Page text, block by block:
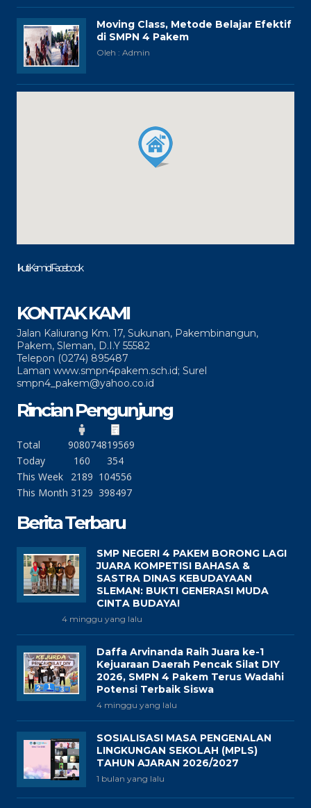
Moving Class, Metode Belajar Efektif
di SMPN 4 Pakem
Oleh : Admin
Ikuti Kami di Facebook
KONTAK KAMI
Jalan Kaliurang Km. 17, Sukunan, Pakembinangun,
Pakem, Sleman, D.I.Y 55582
Telepon (0274) 895487
Laman www.smpn4pakem.sch.id; Surel
smpn4_pakem@yahoo.co.id
Rincian Pengunjung
Total 908074819569
Today
160
354
This Week
2189 104556
This Month 3129 398497
Berita Terbaru
SMP NEGERI 4 PAKEM BORONG LAGI
JUARA KOMPETISI BAHASA &
SASTRA DINAS KEBUDAYAAN
SLEMAN: BUKTI GENERASI MUDA
CINTA BUDAYA!
4 minggu yang lalu
Daffa Arvinanda Raih Juara ke-1
Kejuaraan Daerah Pencak Silat DIY
2026, SMPN 4 Pakem Terus Wadahi
Potensi Terbaik Siswa
4 minggu yang lalu
SOSIALISASI MASA PENGENALAN
LINGKUNGAN SEKOLAH (MPLS)
TAHUN AJARAN 2026/2027
1 bulan yang lalu